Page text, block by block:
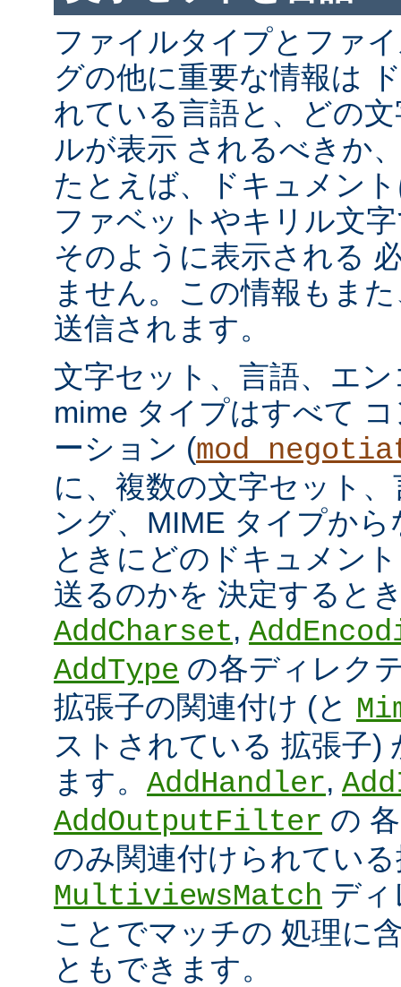
ファイルタイプとファ
グの他に重要な情報は
れている言語と、どの
ルが表示 されるべきか
たとえば、ドキュメン
ファベットやキリル文
そのように表示される
ません。この情報もま
送信されます。
文字セット、言語、エ
mime タイプはすべて
ーション (
に、複数の文字セット
ング、MIME タイプか
ときにどのドキュメン
送るのかを 決定すると
AddCharset,
AddType の各ディレク
拡張子の関連付け (と
ストされている 拡張子)
ます。 AddHandler,
AddOutputFilter の
のみ関連付けられてい
MultiviewsMatch デ
ことでマッチの 処理に
ともできます。